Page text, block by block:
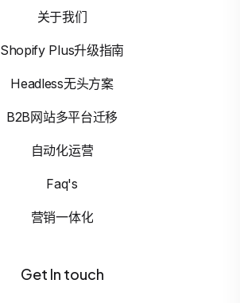
关于我们
Shopify Plus升级指南
Headless无头方案
B2B网站多平台迁移
自动化运营
Faq's
营销一体化
Get In touch